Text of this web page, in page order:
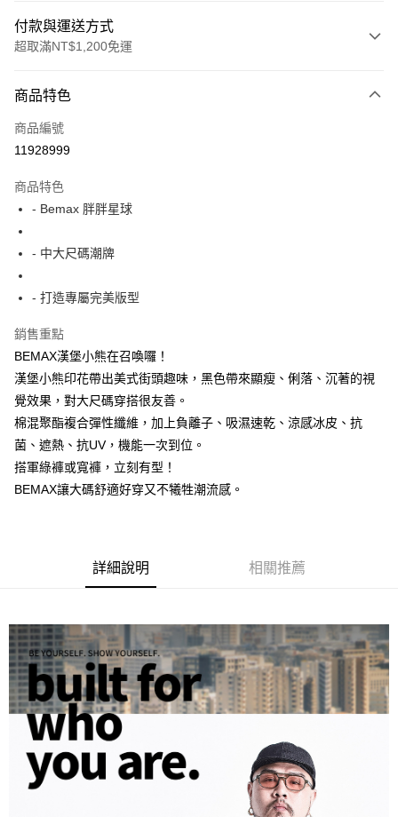
付款與運送方式
超取滿NT$1,200免運
信用卡一次付款
超商取貨付款
Apple Pay
街口支付
AFTEE先享後付
相關說明
AFTEE先享後付是「在收到商品之後才付款」的支付方式。 讓您購物簡單
便利好安心！
１．簡單：不需註冊會員、不需綁卡、不需儲值。
２．便利：只要手機號碼，簡訊認證，即可結帳。
３．安心：先確認商品／服務後，再付款。
１．於結帳方式選擇「AFTEE先享後付」後，將跳轉至「AFTEE先享後付」
結帳頁面，進行簡訊認證並確認金額後，即可完成結帳。
購買商品的店家。未經商家同意取消之訂單仍視為有效，需透過AFTEE先享
後付繳納相關費用。
客戶支援中心」 https://netprotections.freshdesk.com/support/home
【注意事項】
１．透過由恩沛科技股份有限公司提供之「AFTEE先享後付」服務完成之交
易，需依本服務之必要範圍內提供個人資料，並將交易相關給付款項請求債
權轉讓予恩沛科技股份有限公司。
２．關於個人資料處理事宜，請瀏覽以下網址：
https://aftee.tw/terms/#terms3
３．未成年的使用者請事先徵得法定代理人或監護人之同意方可使用
「AFTEE先享後付」，若未經同意申辦者引起之損失，本公司不負相關責
任。
４．使用「AFTEE先享後付」時，將依據個別帳號之用戶狀況，依本公司即
ATM付款
運送方式
全家付款取貨
每筆NT$150
7-11付款取貨
每筆NT$80，滿NT$1,200(含以上)免運費
商品特色
商品編號
11928999
商品特色
- Bemax 胖胖星球
- 中大尺碼潮牌
- 打造專屬完美版型
銷售重點
BEMAX漢堡小熊在召喚囉！
漢堡小熊印花帶出美式街頭趣味，黑色帶來顯瘦、俐落、沉著的視
覺效果，對大尺碼穿搭很友善。
棉混聚酯複合彈性纖維，加上負離子、吸濕速乾、涼感冰皮、抗
菌、遮熱、抗UV，機能一次到位。
搭軍綠褲或寬褲，立刻有型！
BEMAX讓大碼舒適好穿又不犧牲潮流感。
詳細說明 相關推薦